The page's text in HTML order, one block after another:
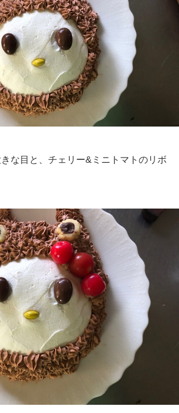
な目と、チェリー&ミニトマトのリボ